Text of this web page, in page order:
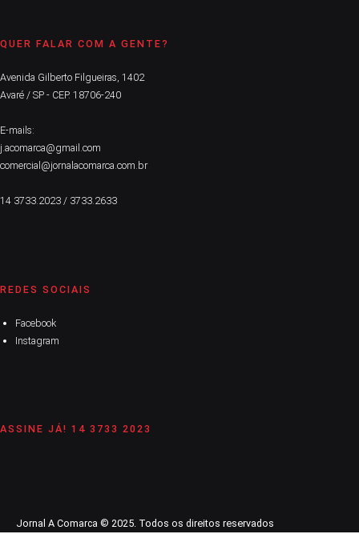
QUER FALAR COM A GENTE?
Avenida Gilberto Filgueiras, 1402
Avaré / SP - CEP. 18706-240
E-mails:
j.acomarca@gmail.com
comercial@jornalacomarca.com.br
14 3733.2023 / 3733.2633
REDES SOCIAIS
Facebook
Instagram
ASSINE JÁ! 14 3733 2023
Jornal A Comarca © 2025. Todos os direitos reservados